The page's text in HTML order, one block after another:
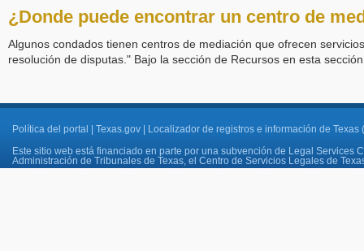
¿Donde puede encontrar un centro de
Algunos condados tienen centros de mediación que ofrecen
resolución de disputas." Bajo la sección de Recursos en esta
Política del portal Texas.gov
Localizador de registros e información de Texas
Este sitio web está financiado en parte por una subvención de Legal
Administración de Tribunales de Texas, el Centro de Servicios Legales de